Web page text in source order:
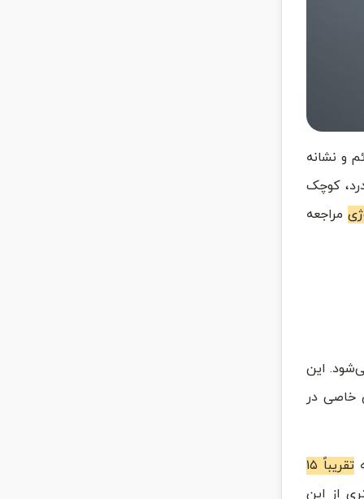
و نشانه
کوچک
مراجعه
این
خاصی در
تقریباً ۱۵
از این